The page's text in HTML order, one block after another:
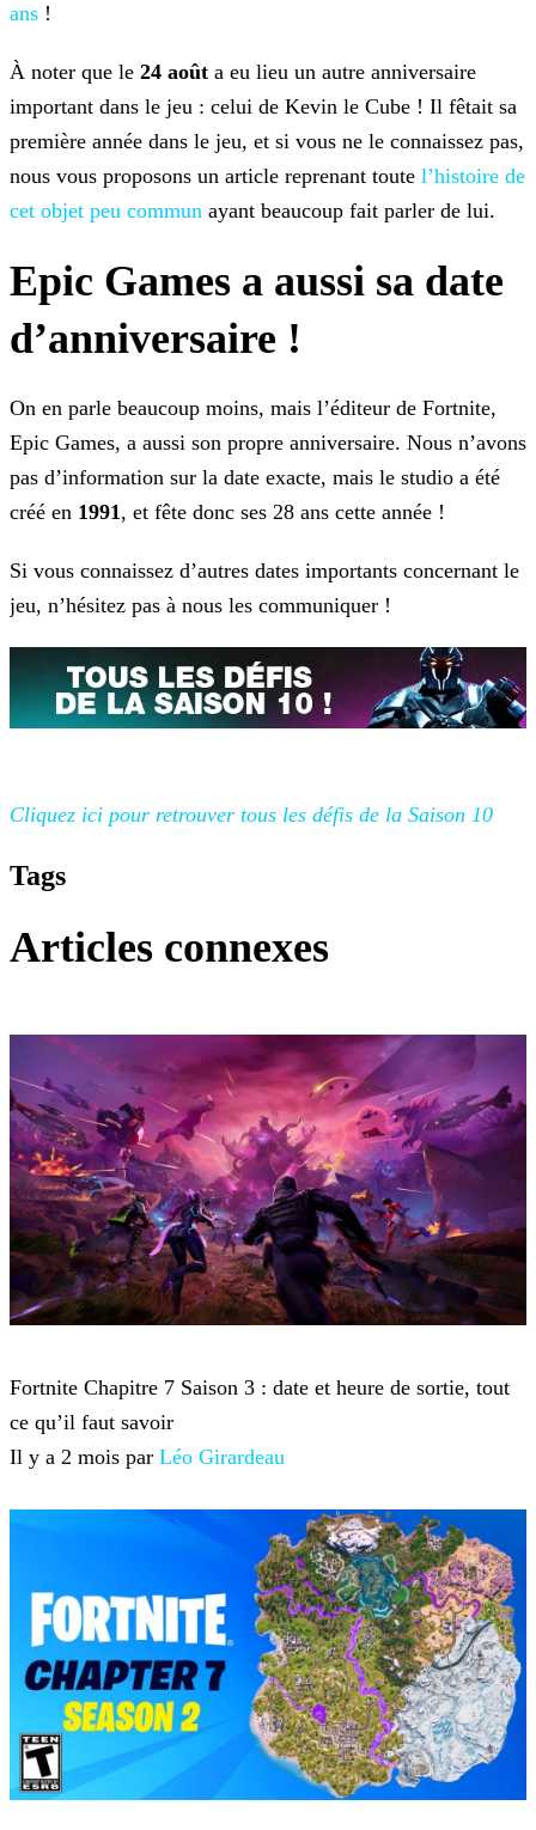
ans !
À noter que le 24 août a eu lieu un autre anniversaire
important dans le jeu : celui de Kevin le Cube ! Il fêtait sa
première année dans le jeu, et si vous ne le connaissez pas,
nous vous proposons un article reprenant toute l’histoire de
cet objet peu commun ayant beaucoup fait parler de lui.
Epic Games a aussi sa date
d’anniversaire !
On en parle beaucoup moins, mais l’éditeur de Fortnite,
Epic Games, a aussi son propre anniversaire. Nous n’avons
pas d’information sur la date exacte, mais le studio a été
créé en 1991, et fête donc ses 28 ans cette année !
Si vous connaissez d’autres dates importants concernant le
jeu, n’hésitez pas à nous les communiquer !
Cliquez ici pour retrouver tous les défis de la Saison 10
Tags
Articles connexes
Fortnite Chapitre 7 Saison 3 : date et heure de sortie, tout
ce qu’il faut savoir
Il y a 2 mois par Léo Girardeau